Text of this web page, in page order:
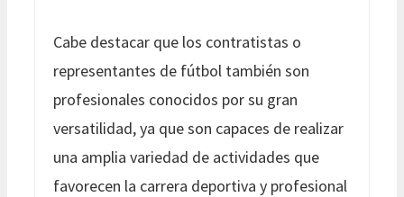
Cabe destacar que los contratistas o
representantes de fútbol también son
profesionales conocidos por su gran
versatilidad, ya que son capaces de realizar
una amplia variedad de actividades que
favorecen la carrera deportiva y profesional